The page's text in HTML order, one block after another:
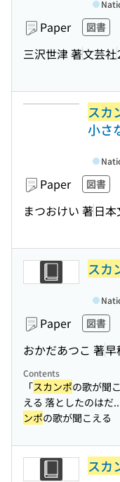
Paper 図書
三沢世津 著文芸社
スカ
小さ
Paper 図書
まつおけい 著日
スカ
Paper 図書
おかだあつこ 著早
Contents
「スカンポの歌が聞
える 落としたのはだ
ンポの歌が聞こえる
スカ